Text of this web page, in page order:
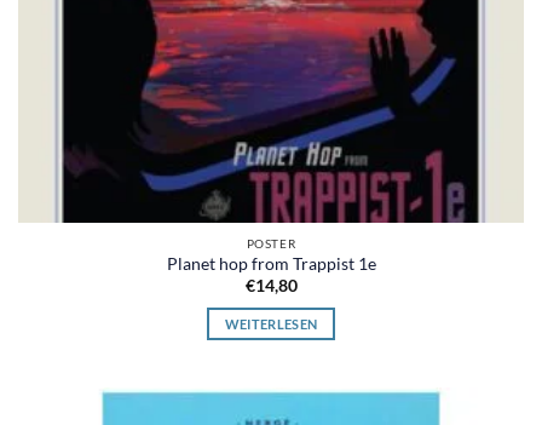
POSTER
Planet hop from Trappist 1e
€14,80
WEITERLESEN